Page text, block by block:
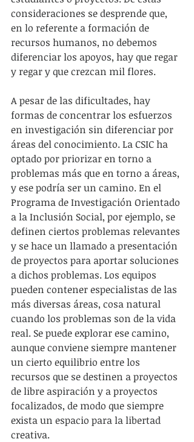
consideraciones se desprende que,
en lo referente a formación de
recursos humanos, no debemos
diferenciar los apoyos, hay que regar
y regar y que crezcan mil flores.
A pesar de las dificultades, hay
formas de concentrar los esfuerzos
en investigación sin diferenciar por
áreas del conocimiento. La CSIC ha
optado por priorizar en torno a
problemas más que en torno a áreas,
y ese podría ser un camino. En el
Programa de Investigación Orientado
a la Inclusión Social, por ejemplo, se
definen ciertos problemas relevantes
y se hace un llamado a presentación
de proyectos para aportar soluciones
a dichos problemas. Los equipos
pueden contener especialistas de las
más diversas áreas, cosa natural
cuando los problemas son de la vida
real. Se puede explorar ese camino,
aunque conviene siempre mantener
un cierto equilibrio entre los
recursos que se destinen a proyectos
de libre aspiración y a proyectos
focalizados, de modo que siempre
exista un espacio para la libertad
creativa.